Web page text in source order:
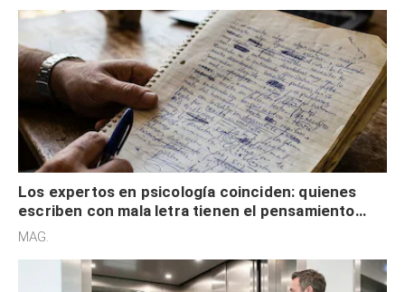
Los expertos en psicología coinciden: quienes
escriben con mala letra tienen el pensamiento
acelerado y no lo hacen por desinterés
MAG.